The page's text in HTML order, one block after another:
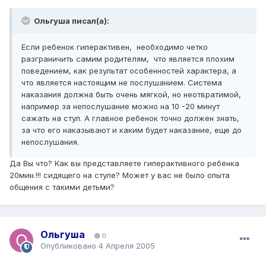
Ольгуша писал(а):
Если ребенок гиперактивен, необходимо четко
разграничить самим родителям, что является плохим
поведением, как результат особенностей характера, а
что является настоящим не послушанием. Система
наказания должна быть очень мягкой, но неотвратимой,
например за непослушание можно на 10 -20 минут
сажать на стул. А главное ребенок точно должен знать,
за что его наказывают и каким будет наказание, еще до
непослушания.
Да Вы что? Как вы представляете гиперактивного ребёнка
20мин.!!! сидящего на стуле? Может у вас не было опыта
общения с такими детьми?
Ольгуша 0
Опубликовано 4 Апреля 2005